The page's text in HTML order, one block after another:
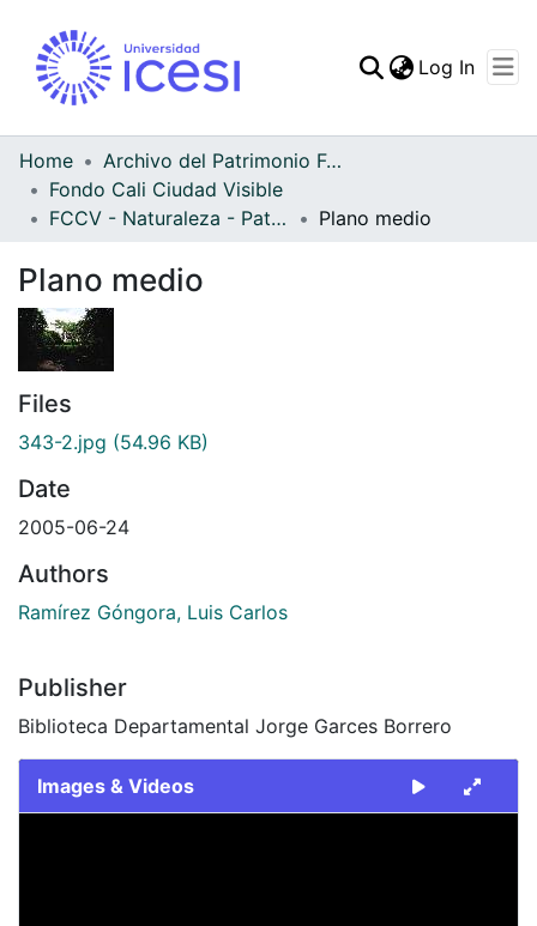
Log In
Home
Archivo del Patrimonio Fotográfico y Fílmico del Valle del Cauca
Fondo Cali Ciudad Visible
FCCV - Naturaleza - Patrimonial
Plano medio
Plano medio
Files
343-2.jpg (54.96 KB)
Date
2005-06-24
Authors
Ramírez Góngora, Luis Carlos
Publisher
Biblioteca Departamental Jorge Garces Borrero
Images & Videos